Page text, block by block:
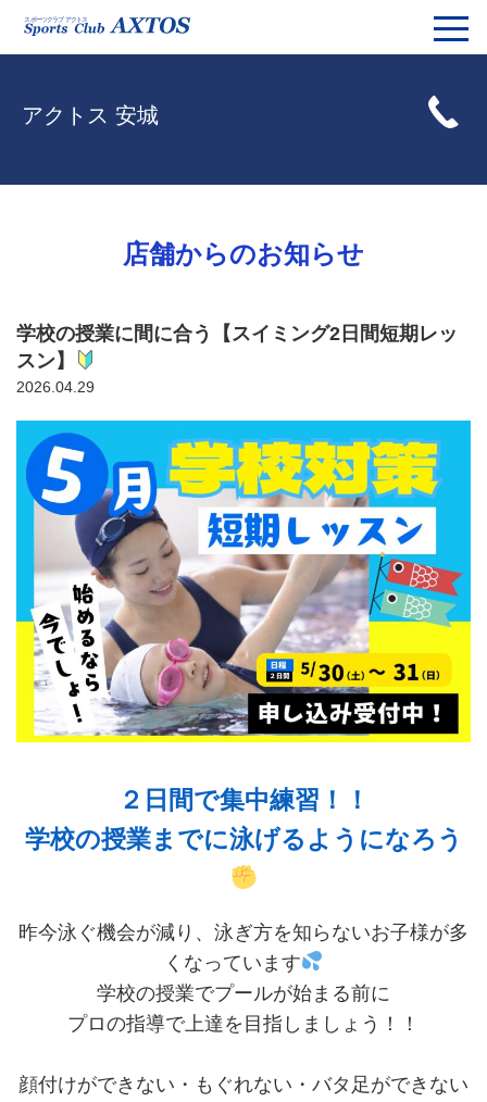
アクトス 安城
店舗からのお知らせ
学校の授業に間に合う【スイミング2日間短期レッ
スン】
2026.04.29
２日間で集中練習！！
学校の授業までに泳げるようになろう
昨今泳ぐ機会が減り、泳ぎ方を知らないお子様が多
くなっています
学校の授業でプールが始まる前に
プロの指導で上達を目指しましょう！！
顔付けができない・もぐれない・バタ足ができない